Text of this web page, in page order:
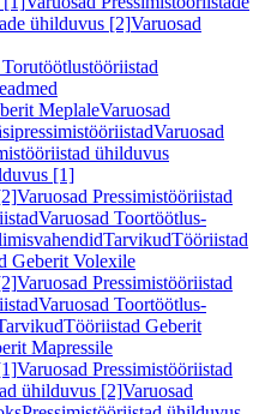
ühilduvus [2]Varuosad
MeplaleVaruosad
Varuosad
ühilduvus
[1]
Varuosad Pressimistööriistad
Varuosad Toortöötlus-
TarvikudTööriistad
Geberit Volexile
Varuosad Pressimistööriistad
Varuosad Toortöötlus-
Tööriistad Geberit
Mapressile
Varuosad Pressimistööriistad
ühilduvus [2]Varuosad